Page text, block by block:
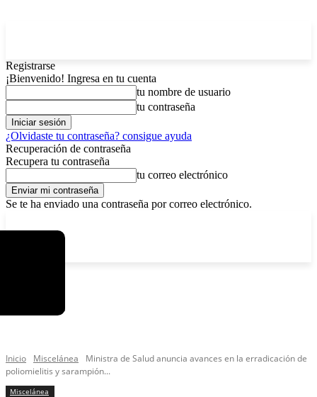
Registrarse
¡Bienvenido! Ingresa en tu cuenta
tu nombre de usuario
tu contraseña
¿Olvidaste tu contraseña? consigue ayuda
Recuperación de contraseña
Recupera tu contraseña
tu correo electrónico
Se te ha enviado una contraseña por correo electrónico.
Inicio Miscelánea
Ministra de Salud anuncia avances en la erradicación de
poliomielitis y sarampión...
Miscelánea